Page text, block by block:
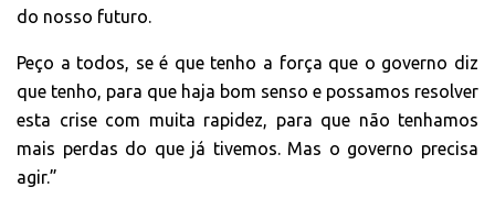
do nosso futuro.
Peço a todos, se é que tenho a força que o governo diz
que tenho, para que haja bom senso e possamos resolver
esta crise com muita rapidez, para que não tenhamos
mais perdas do que já tivemos. Mas o governo precisa
agir.”